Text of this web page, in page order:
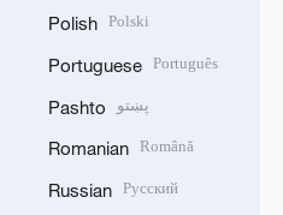
Polish Polski
Portuguese Português
Pashto پښتو
Romanian Română
Russian Русский